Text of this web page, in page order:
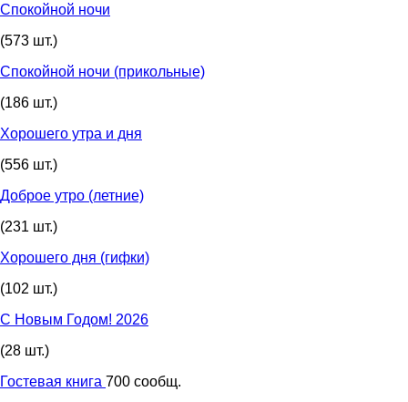
Спокойной ночи
(573 шт.)
Спокойной ночи (прикольные)
(186 шт.)
Хорошего утра и дня
(556 шт.)
Доброе утро (летние)
(231 шт.)
Хорошего дня (гифки)
(102 шт.)
С Новым Годом! 2026
(28 шт.)
Гостевая книга 700 сообщ.